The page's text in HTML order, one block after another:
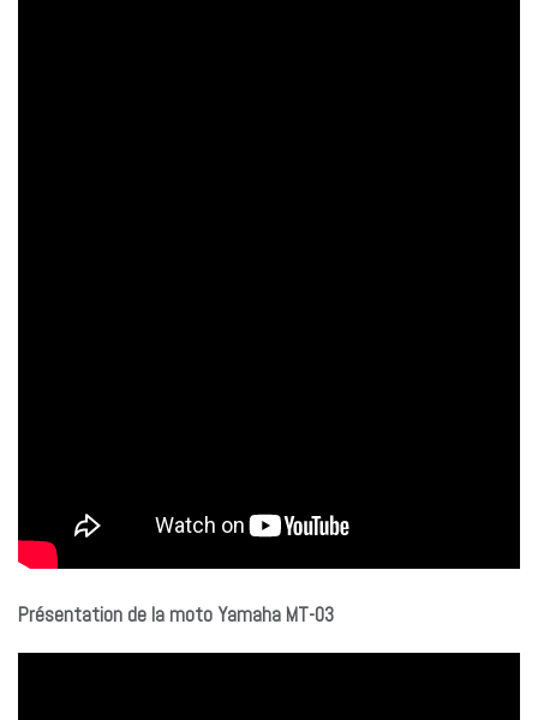
Présentation de la moto Yamaha MT-03